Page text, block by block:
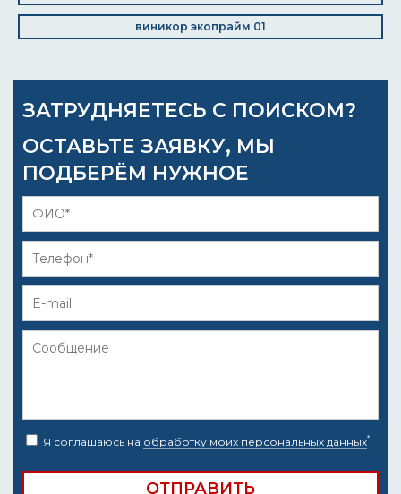
виникор экопрайм 01
ЗАТРУДНЯЕТЕСЬ С ПОИСКОМ?
ОСТАВЬТЕ ЗАЯВКУ, МЫ
ПОДБЕРЁМ НУЖНОЕ
Я соглашаюсь на обработку моих персональных данных*